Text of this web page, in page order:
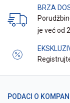
BRZA
je već od
PODACI O